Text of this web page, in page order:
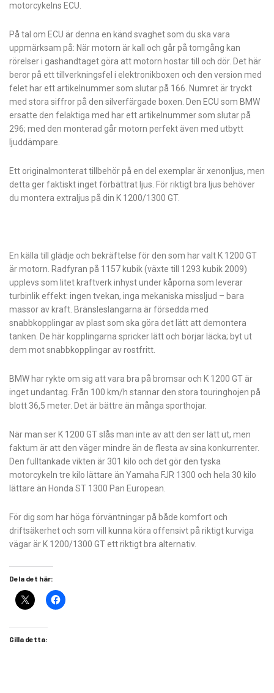
motorcykelns ECU.
På tal om ECU är denna en känd svaghet som du ska vara
uppmärksam på: När motorn är kall och går på tomgång kan
rörelser i gashandtaget göra att motorn hostar till och dör. Det här
beror på ett tillverkningsfel i elektronikboxen och den version med
felet har ett artikelnummer som slutar på 166. Numret är tryckt
med stora siffror på den silverfärgade boxen. Den ECU som BMW
ersatte den felaktiga med har ett artikelnummer som slutar på
296; med den monterad går motorn perfekt även med utbytt
ljuddämpare.
Ett originalmonterat tillbehör på en del exemplar är xenonljus, men
detta ger faktiskt inget förbättrat ljus. För riktigt bra ljus behöver
du montera extraljus på din K 1200/1300 GT.
En källa till glädje och bekräftelse för den som har valt K 1200 GT
är motorn. Radfyran på 1157 kubik (växte till 1293 kubik 2009)
upplevs som litet kraftverk inhyst under kåporna som leverar
turbinlik effekt: ingen tvekan, inga mekaniska missljud – bara
massor av kraft. Bränsleslangarna är försedda med
snabbkopplingar av plast som ska göra det lätt att demontera
tanken. De här kopplingarna spricker lätt och börjar läcka; byt ut
dem mot snabbkopplingar av rostfritt.
BMW har rykte om sig att vara bra på bromsar och K 1200 GT är
inget undantag. Från 100 km/h stannar den stora touringhojen på
blott 36,5 meter. Det är bättre än många sporthojar.
När man ser K 1200 GT slås man inte av att den ser lätt ut, men
faktum är att den väger mindre än de flesta av sina konkurrenter.
Den fulltankade vikten är 301 kilo och det gör den tyska
motorcykeln tre kilo lättare än Yamaha FJR 1300 och hela 30 kilo
lättare än Honda ST 1300 Pan European.
För dig som har höga förväntningar på både komfort och
driftsäkerhet och som vill kunna köra offensivt på riktigt kurviga
vägar är K 1200/1300 GT ett riktigt bra alternativ.
Dela det här:
Gilla detta: